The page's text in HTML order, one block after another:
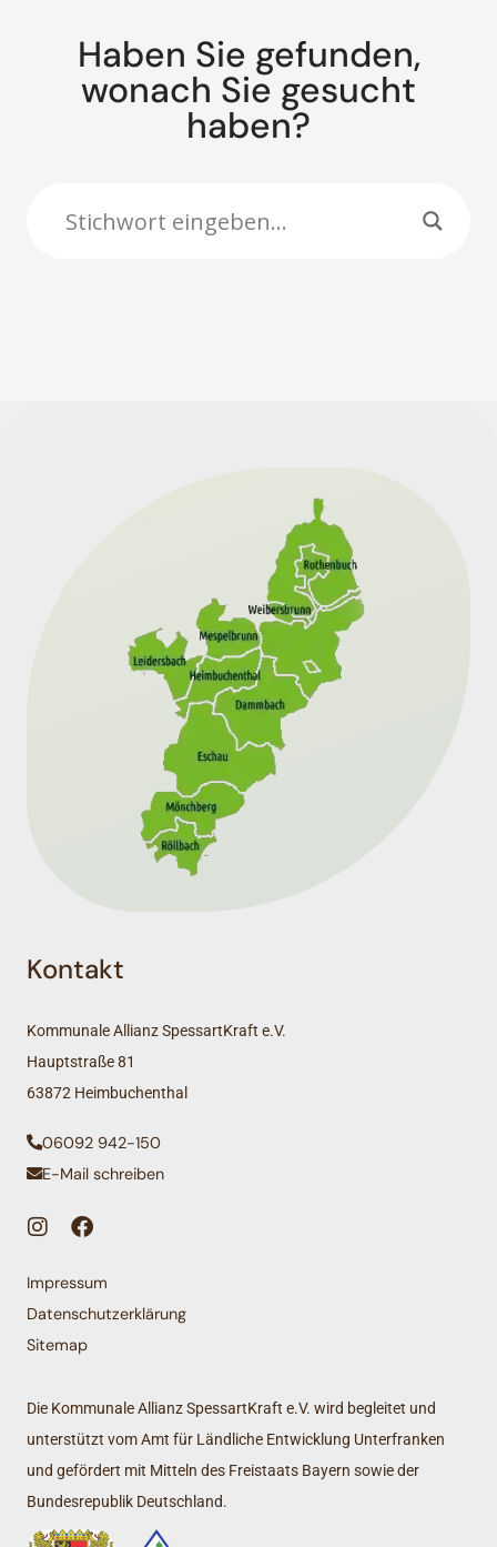
Haben Sie gefunden,
wonach Sie gesucht
haben?
Kontakt
Kommunale Allianz SpessartKraft e.V.
Hauptstraße 81
63872 Heimbuchenthal
06092 942-150
E-Mail schreiben
Impressum
Datenschutzerklärung
Sitemap
Die Kommunale Allianz SpessartKraft e.V. wird begleitet und
unterstützt vom Amt für Ländliche Entwicklung Unterfranken
und gefördert mit Mitteln des Freistaats Bayern sowie der
Bundesrepublik Deutschland.